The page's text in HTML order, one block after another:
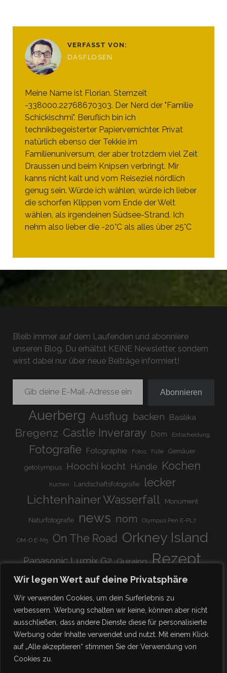
Wir legen Wert auf deine Privatsphäre
Wir verwenden Cookies, um dein Surferlebnis zu
verbessern. Werbung schalten wir keine, können aber nicht
ausschließen, dass andere Dienste diese für personalisierte
Werbung oder Inhalte verwendet und nutzt. Mit einem Klick
auf „Alle akzeptieren“ stimmen Sie der Verwendung von
Cookies zu.
VERFASST VON:
DASFLOSEN
Meine Name ist Florian. Sternzeit
-338000.22768670303. Der Nerd der "Familie
Schickischmi". Beruflich bin ich
technikbegeisterter Papiervernichter. Privat
natürlich ebenso der Tekkie im
Familienuniversum, der aber trotzdem viel Zeit
Draussen und beim Knipsen verbringt. Mir
kanns nicht kalt und vom Reiseziel nördlich
genug sein. Würde ich wählen, würde ich lieber
die schorfen Klippen vom Ende der Welt
wählen, als irgendeinen Südsee-Strand. Ich
nehm also lieber die -20°C als alles über 25°C
Bleib immer auf dem Laufenden und abonniere
unseren Blog. Du erhältst KEINE Newsletter, sondern
wirst dabei nur über neue Beiträge informiert!
Gib deine E-Mail-Adresse ein ...
Abonnieren
Auerberg Ausflug backen Basilika
Bregenz Castle Inveraray Dom Entscheidung
Fotografie Fotographie Fotos Füße Gemäuer
getolympus Hoochi kocht Hündle Kochen
Kuchen Landschaftsfotografie lecker
Lichtenhainer Wasserfall Monument
Naturfotografie news nom Olympus Pen E-PL7
OM-D E-M5 On The Road Orkney Island
Panasonic Lumix G2 Quiraing Rezept
Rundreise schnell & einfach Scotland
Stadion super lecker Systemkamera
vegetarisch Viadukt weitnau woooohoooo!!!!
zu Hause ♥